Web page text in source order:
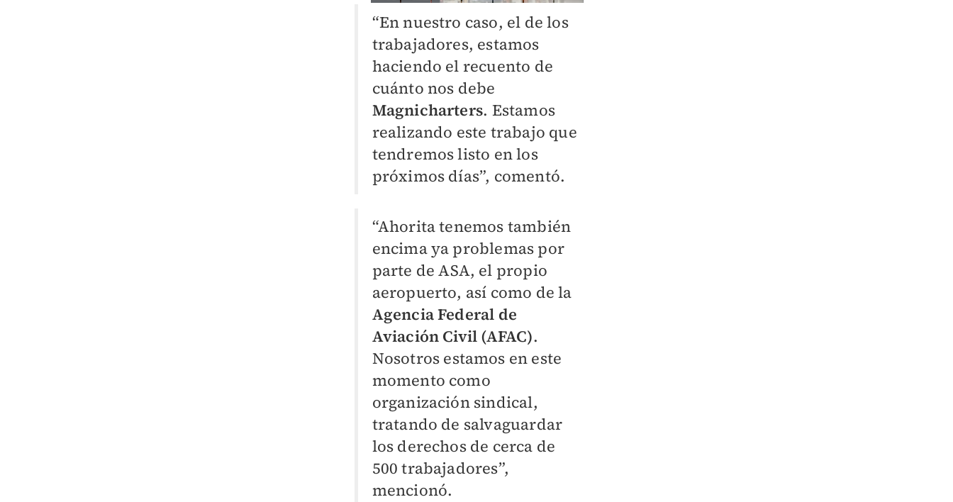
“En nuestro caso, el de los
trabajadores, estamos
haciendo el recuento de
cuánto nos debe
Magnicharters. Estamos
realizando este trabajo que
tendremos listo en los
próximos días”, comentó.
“Ahorita tenemos también
encima ya problemas por
parte de ASA, el propio
aeropuerto, así como de la
Agencia Federal de
Aviación Civil (AFAC).
Nosotros estamos en este
momento como
organización sindical,
tratando de salvaguardar
los derechos de cerca de
500 trabajadores”,
mencionó.